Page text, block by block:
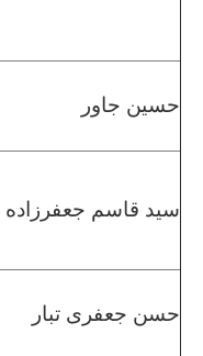
حسین جاور
سید قاسم جعفرزاده
حسن جعفری تبار